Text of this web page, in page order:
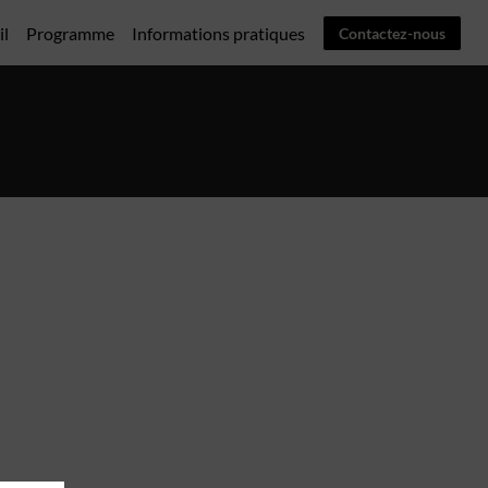
Programme Informations pratiques Contactez-nous